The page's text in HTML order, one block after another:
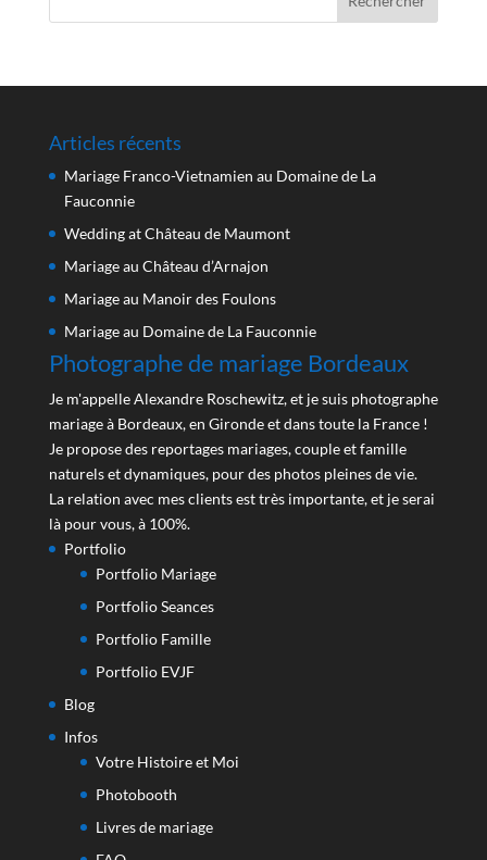
Articles récents
Mariage Franco-Vietnamien au Domaine de La
Fauconnie
Wedding at Château de Maumont
Mariage au Château d’Arnajon
Mariage au Manoir des Foulons
Mariage au Domaine de La Fauconnie
Photographe de mariage Bordeaux
Je m'appelle Alexandre Roschewitz, et je suis photographe
mariage à Bordeaux, en Gironde et dans toute la France !
Je propose des reportages mariages, couple et famille
naturels et dynamiques, pour des photos pleines de vie.
La relation avec mes clients est très importante, et je serai
là pour vous, à 100%.
Portfolio
Portfolio Mariage
Portfolio Seances
Portfolio Famille
Portfolio EVJF
Blog
Infos
Votre Histoire et Moi
Photobooth
Livres de mariage